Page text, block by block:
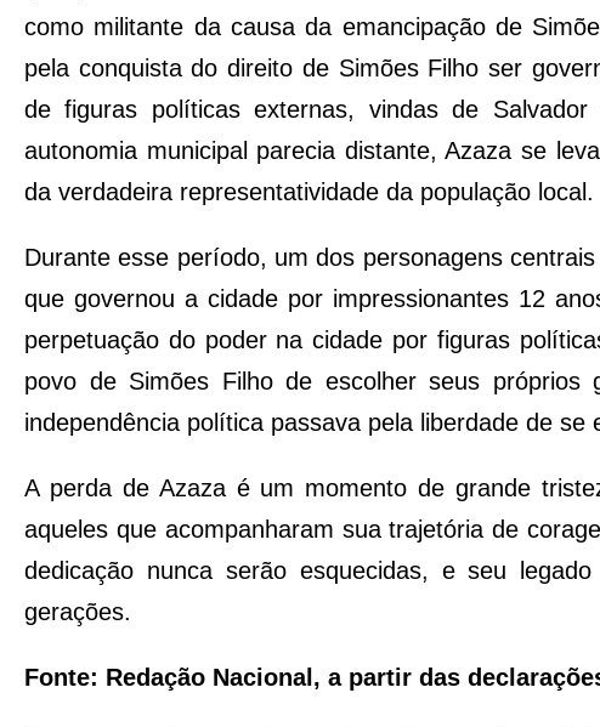
como militante da causa da emancipação de
pela conquista do direito de Simões Filho ser
de figuras políticas externas, vindas de
autonomia municipal parecia distante, Azaza se
da verdadeira representatividade da população local.
Durante esse período, um dos personagens
que governou a cidade por impressionantes 12
perpetuação do poder na cidade por figuras
povo de Simões Filho de escolher seus próprios
independência política passava pela liberdade de
A perda de Azaza é um momento de grande
aqueles que acompanharam sua trajetória de
dedicação nunca serão esquecidas, e seu
gerações.
Fonte: Redação Nacional, a partir das